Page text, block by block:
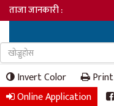
ताजा जानकारी :
Invert Color
Print
Online Application